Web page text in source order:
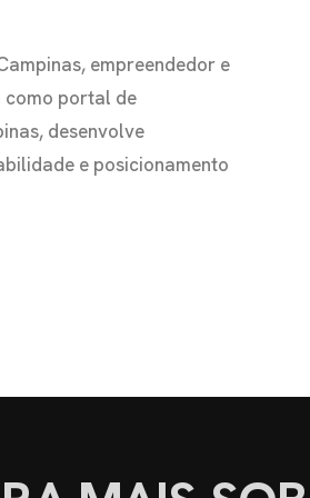
empreendedor e
como portal de
desenvolve
e posicionamento